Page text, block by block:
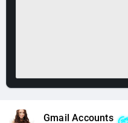
Gmail Accounts